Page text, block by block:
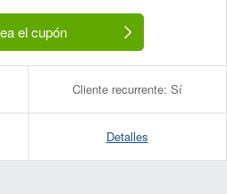
el cupón
Cliente recurrente: Sí
Detalles